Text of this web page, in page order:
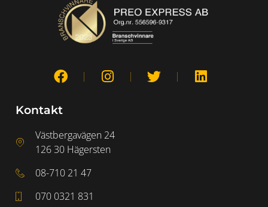
Kontakt
Västbergavägen 24
126 30 Hägersten
08-710 21 47
070 0321 831